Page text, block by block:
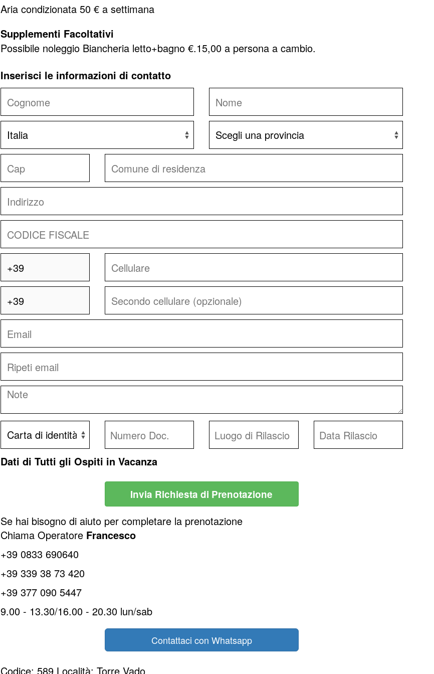
Aria condizionata 50€ a settimana
Supplementi Facoltativi
Possibile noleggio Biancheria letto+bagno €.15,00 a persona a cambio.
Inserisci le informazioni di contatto
Dati di Tutti gli Ospiti in Vacanza
Invia Richiesta di Prenotazione
Se hai bisogno di aiuto per completare la prenotazione
Chiama Operatore Francesco
+39 0833 690640
+39 339 38 73 420
+39 377 090 5447
9.00 - 13.30/16.00 - 20.30 lun/sab
Contattaci con Whatsapp
Codice: 589 Località: Torre Vado